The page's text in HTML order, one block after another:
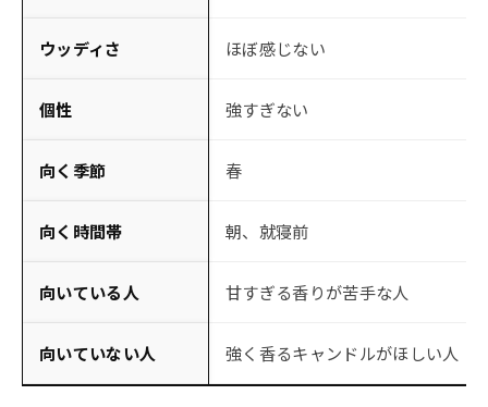
ウッディさ ほぼ感じない
個性 強すぎない
向く季節 春
向く時間帯 朝、就寝前
向いている人 甘すぎる香りが苦手な人
向いていない人 強く香るキャンドルがほしい人